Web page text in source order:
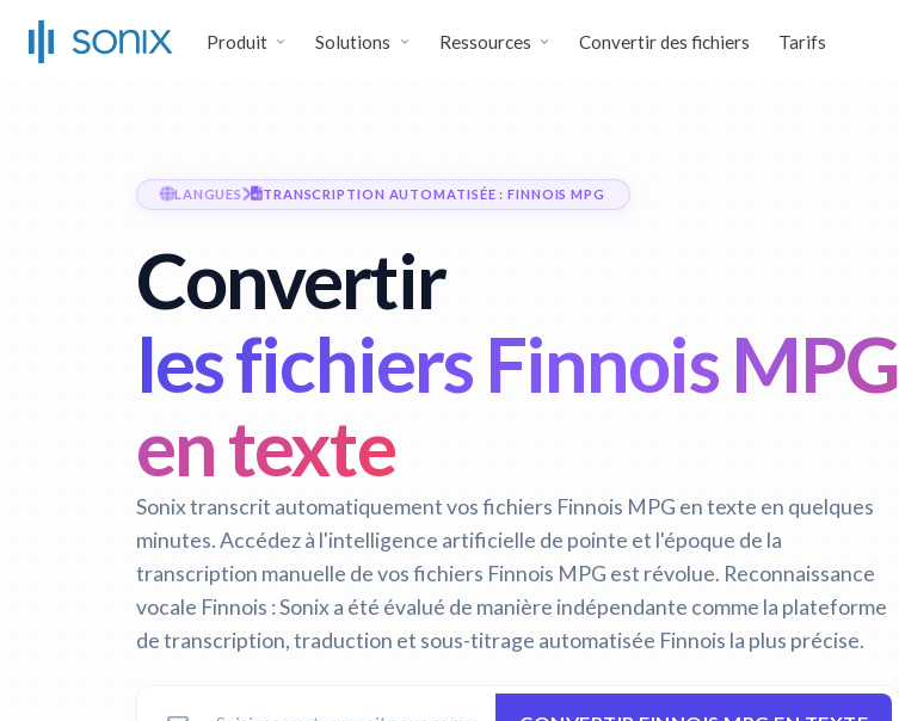
Produit Solutions Ressources Convertir des fichiers Tarifs
LANGUES TRANSCRIPTION AUTOMATISÉE : FINNOIS MPG
Convertir
les fichiers Finnois MPG
en texte
Sonix transcrit automatiquement vos fichiers Finnois MPG en texte en quelques
minutes. Accédez à l'intelligence artificielle de pointe et l'époque de la
transcription manuelle de vos fichiers Finnois MPG est révolue. Reconnaissance
vocale Finnois :Sonix a été évalué de manière indépendante comme la plateforme
de transcription, traduction et sous-titrage automatisée Finnois la plus précise.